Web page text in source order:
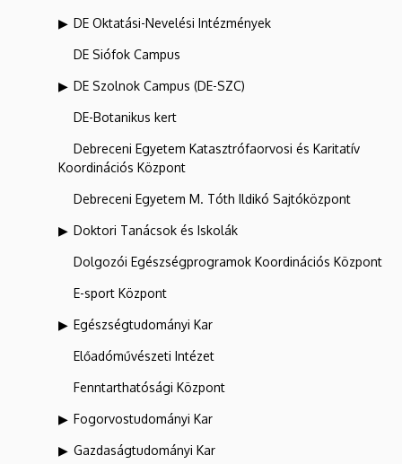
DE Oktatási-Nevelési Intézmények
DE Siófok Campus
DE Szolnok Campus (DE-SZC)
DE-Botanikus kert
Debreceni Egyetem Katasztrófaorvosi és Karitatív
Koordinációs Központ
Debreceni Egyetem M. Tóth Ildikó Sajtóközpont
Doktori Tanácsok és Iskolák
Dolgozói Egészségprogramok Koordinációs Központ
E-sport Központ
Egészségtudományi Kar
Előadóművészeti Intézet
Fenntarthatósági Központ
Fogorvostudományi Kar
Gazdaságtudományi Kar